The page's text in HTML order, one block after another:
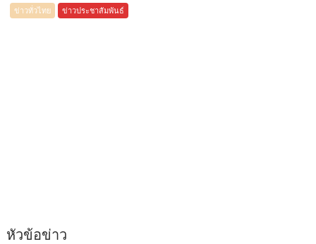
ข่าวทั่วไทย ข่าวประชาสัมพันธ์
หัวข้อข่าว